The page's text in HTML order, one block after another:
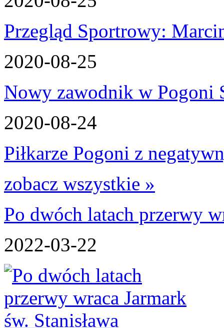
Przegląd Sportrowy:
2020-08-25
Nowy zawodnik w Pogoni
2020-08-24
Piłkarze Pogoni z
zobacz wszystkie »
Po dwóch latach przerwy
2022-03-22